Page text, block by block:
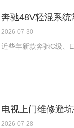
奔驰48V轻混系
2026-07-30
近些年新款奔驰C级、
电视上门维修避
2026-07-28